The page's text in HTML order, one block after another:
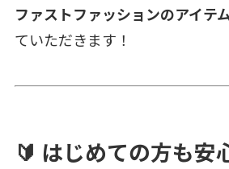
ファストファッションのアイテ
ていただきます！
🔰 はじめての方も安